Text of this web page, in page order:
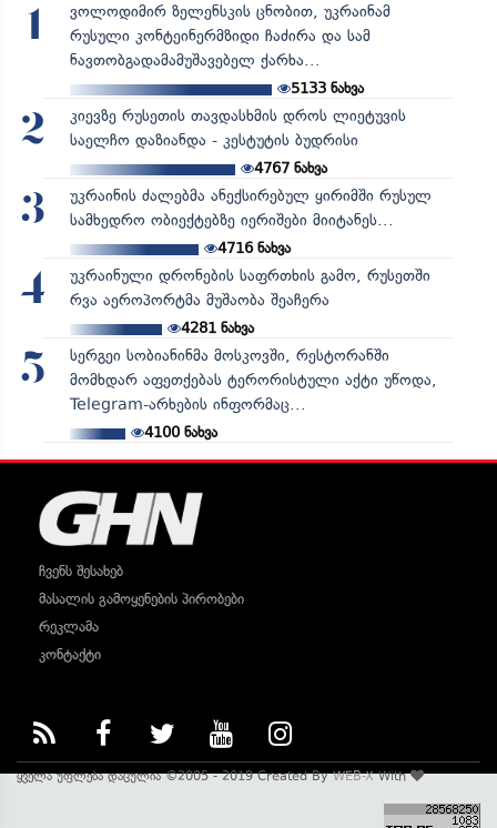
1
ვოლოდიმირ ზელენსკის ცნობით, უკრაინამ
რუსული კონტეინერმზიდი ჩაძირა და სამ
ნავთობგადამამუშავებელ ქარხა...
5133 ნახვა
2
კიევზე რუსეთის თავდასხმის დროს ლიეტუვის
საელჩო დაზიანდა - კესტუტის ბუდრისი
4767ნახვა
3
უკრაინის ძალებმა ანექსირებულ ყირიმში რუსულ
სამხედრო ობიექტებზე იერიშები მიიტანეს...
4716ნახვა
4
უკრაინული დრონების საფრთხის გამო, რუსეთში
რვა აეროპორტმა მუშაობა შეაჩერა
4281ნახვა
5
სერგეი სობიანინმა მოსკოვში, რესტორანში
მომხდარ აფეთქებას ტერორისტული აქტი უწოდა,
Telegram-არხების ინფორმაც...
4100ნახვა
ჩვენს შესახებ
მასალის გამოყენების პირობები
რეკლამა
კონტაქტი
ყველა უფლება დაცულია ©2005 - 2019 Created ByWEB-XWith